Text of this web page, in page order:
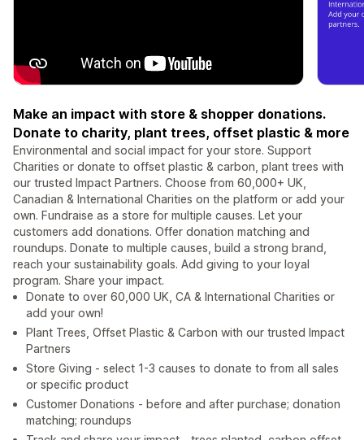
Make an impact with store & shopper donations.
Donate to charity, plant trees, offset plastic & more
Environmental and social impact for your store. Support
Charities or donate to offset plastic & carbon, plant trees with
our trusted Impact Partners. Choose from 60,000+ UK,
Canadian & International Charities on the platform or add your
own. Fundraise as a store for multiple causes. Let your
customers add donations. Offer donation matching and
roundups. Donate to multiple causes, build a strong brand,
reach your sustainability goals. Add giving to your loyal
program. Share your impact.
Donate to over 60,000 UK, CA & International Charities or
add your own!
Plant Trees, Offset Plastic & Carbon with our trusted Impact
Partners
Store Giving - select 1-3 causes to donate to from all sales
or specific product
Customer Donations - before and after purchase; donation
matching; roundups